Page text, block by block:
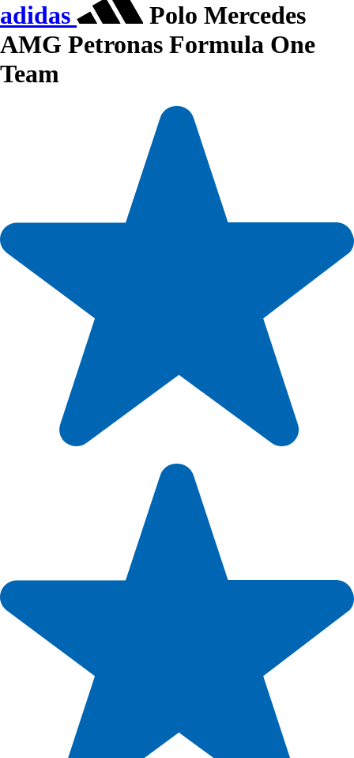
adidas
Polo Mercedes
AMG Petronas Formula One
Team